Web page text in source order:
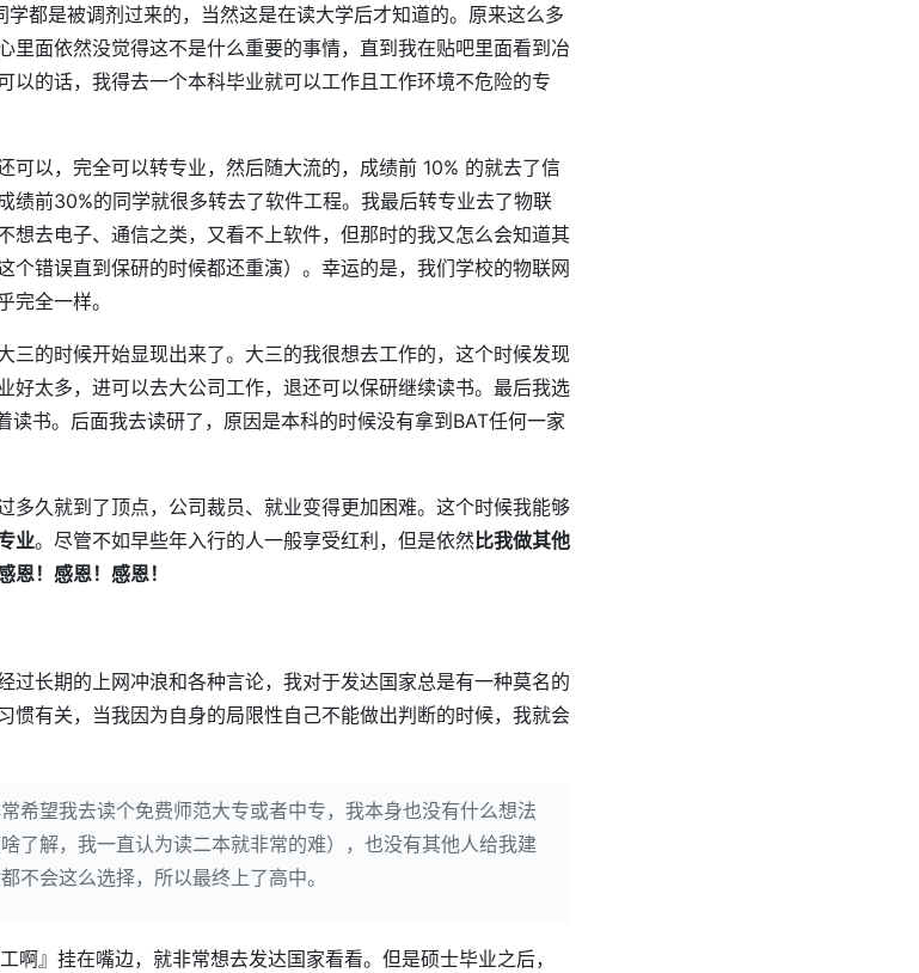
都是被调剂过来的，当然这是在读大学后才知道的。原来这么多
里面依然没觉得这不是什么重要的事情，直到我在贴吧里面看到冶
以的话，我得去一个本科毕业就可以工作且工作环境不危险的专
可以，完全可以转专业，然后随大流的，成绩前 10% 的就去了信
绩前30%的同学就很多转去了软件工程。我最后转专业去了物联
想去电子、通信之类，又看不上软件，但那时的我又怎么会知道其
个错误直到保研的时候都还重演）。幸运的是，我们学校的物联网
完全一样。
三的时候开始显现出来了。大三的我很想去工作的，这个时候发现
好太多，进可以去大公司工作，退还可以保研继续读书。最后我选
读书。后面我去读研了，原因是本科的时候没有拿到BAT任何一家
多久就到了顶点，公司裁员、就业变得更加困难。这个时候我能够
业。尽管不如早些年入行的人一般享受红利，但是依然 比我做其他
恩！感恩！感恩！
过长期的上网冲浪和各种言论，我对于发达国家总是有一种莫名的
惯有关，当我因为自身的局限性自己不能做出判断的时候，我就会
希望我去读个免费师范大专或者中专，我本身也没有什么想法
了解，我一直认为读二本就非常的难），也没有其他人给我建
不会这么选择，所以最终上了高中。
啊』挂在嘴边，就非常想去发达国家看看。但是硕士毕业之后，